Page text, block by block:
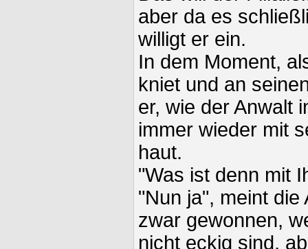
aber da es
willigt er ein.
In dem Moment,
kniet und an
er, wie der Anwalt
immer wieder mit
haut.
"Was ist denn mit
"Nun ja", meint die
zwar gewonnen,
nicht eckig sind,